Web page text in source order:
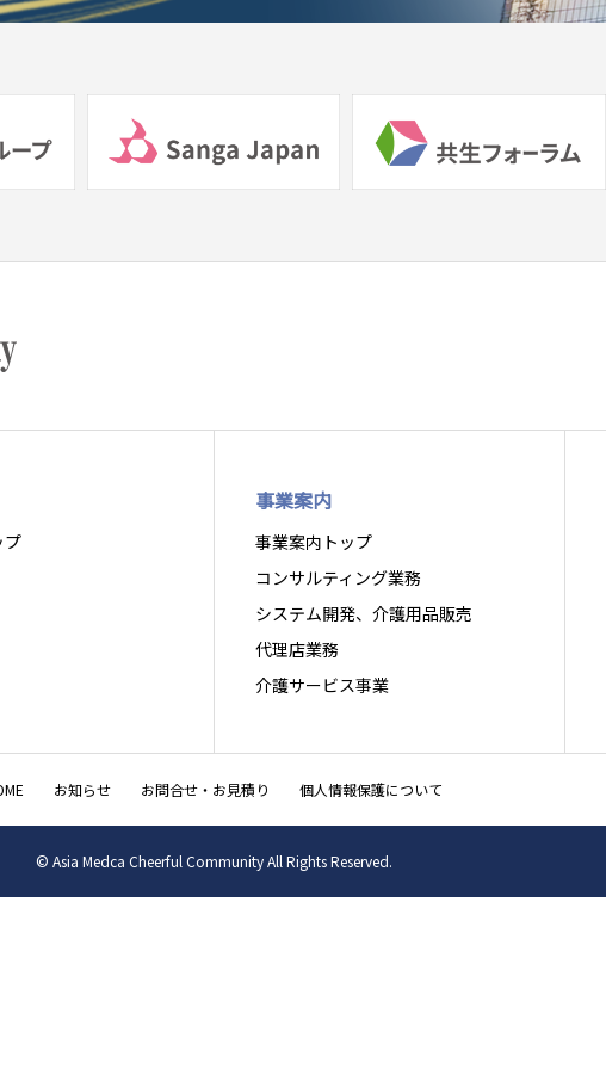
プ
事業案内
事業案内トップ
コンサルティング業務
システム開発、介護用品販売
代理店業務
介護サービス事業
お知らせ お問合せ・お見積り 個人情報保護について
© Asia Medca Cheerful Community All Rights Reserved.